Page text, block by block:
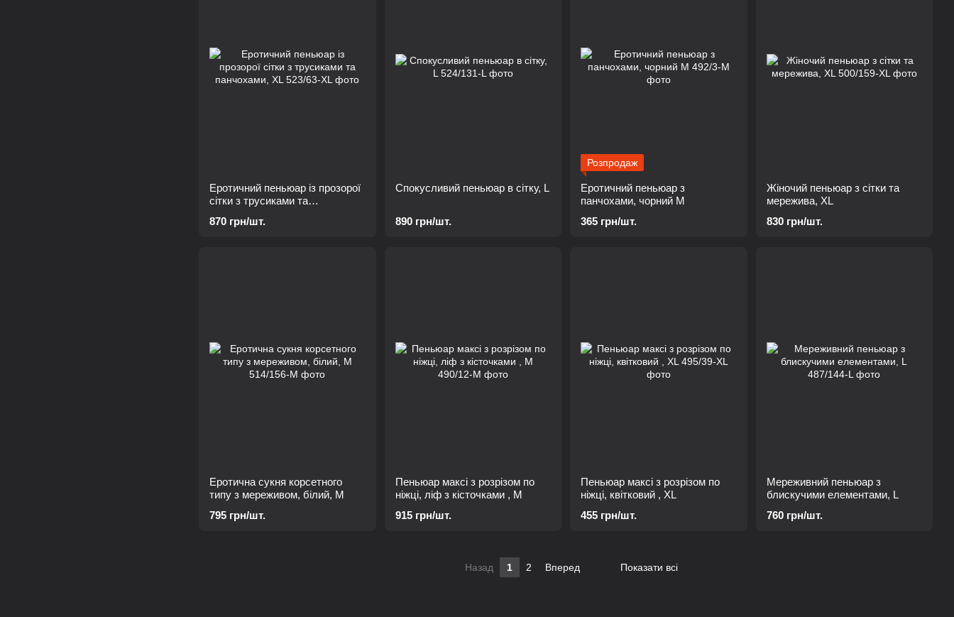
Еротичний пеньюар із прозорої
сітки з трусиками та
870 грн/шт.
Спокусливий пеньюар в сітку, L
890 грн/шт.
Розпродаж
Еротичний пеньюар з
панчохами, чорний M
365 грн/шт.
Жіночий пеньюар з сітки та
мережива, XL
830 грн/шт.
Еротична сукня корсетного
типу з мереживом, білий, М
795 грн/шт.
Пеньюар максі з розрізом по
ніжці, ліф з кісточками , М
915 грн/шт.
Пеньюар максі з розрізом по
ніжці, квітковий , XL
455 грн/шт.
Мереживний пеньюар з
блискучими елементами, L
760 грн/шт.
Назад 1 2 Вперед Показати всі